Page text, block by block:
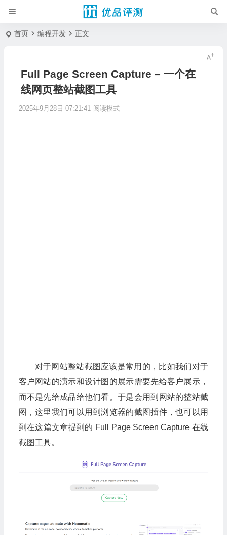
首页 编程开发 正文
Full Page Screen Capture – 一个在
线网页整站截图工具
2025年9月28日 07:21:41 阅读模式
对于网站整站截图应该是常用的，比如我们对于
客户网站的演示和设计图的展示需要先给客户展示，
而不是先给成品给他们看。于是会用到网站的整站截
图，这里我们可以用到浏览器的截图插件，也可以用
到在这篇文章提到的 Full Page Screen Capture 在线
截图工具。